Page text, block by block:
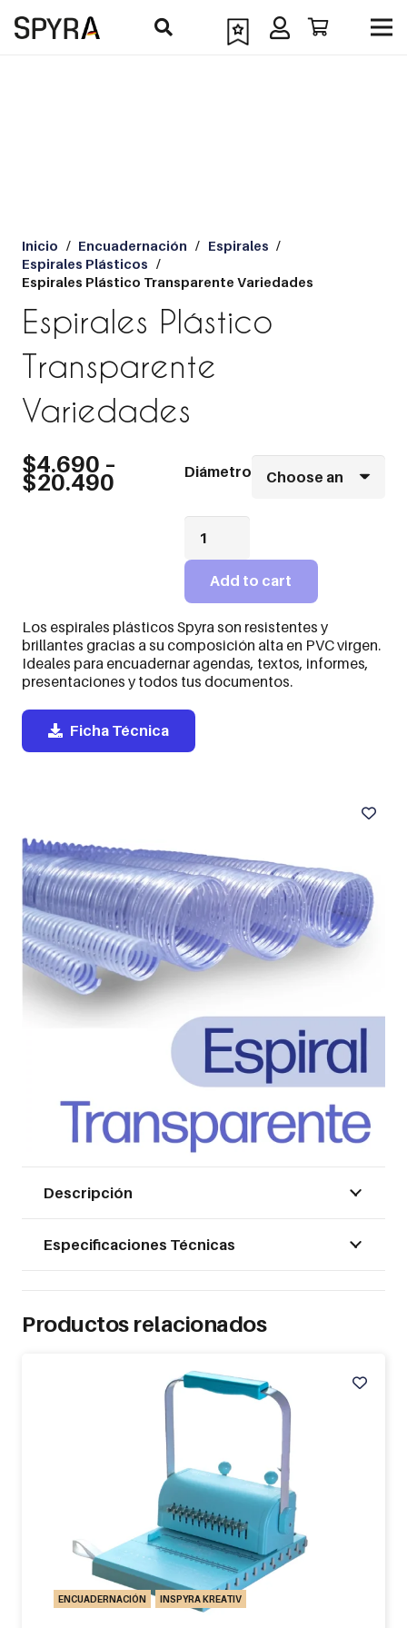
Inicio / Encuadernación / Espirales /
Espirales Plásticos /
Espirales Plástico Transparente Variedades
Espirales Plástico
Transparente
Variedades
$4.690 –
$20.490 Diámetro
Plástico
Transparente
Variedades
quantity
Add to cart
Los espirales plásticos Spyra son resistentes y
brillantes gracias a su composición alta en PVC virgen.
Ideales para encuadernar agendas, textos, informes,
presentaciones y todos tus documentos.
Ficha Técnica
Descripción
Especificaciones Técnicas
Productos relacionados
ENCUADERNACIÓN INSPYRA KREATIV